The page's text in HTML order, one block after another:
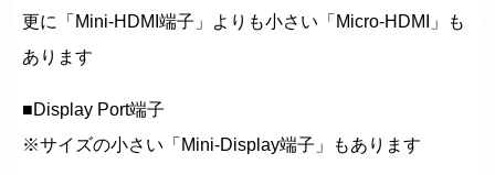
更に「Mini-HDMI端子」よりも小さい「Micro-HDMI」も
あります
■Display Port端子
※サイズの小さい「Mini-Display端子」もあります